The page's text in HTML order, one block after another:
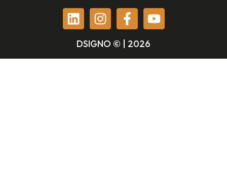
DSIGNO © | 2026